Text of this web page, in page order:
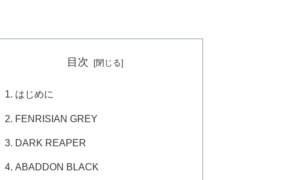
目次
はじめに
FENRISIAN GREY
DARK REAPER
ABADDON BLACK